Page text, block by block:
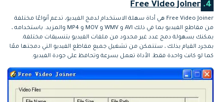
4.
Free Video Joiner
Free Video Joiner هي أداة سهلة الاستخدام لدمج الفيديو، تدعم أنواعًا مختلفة
من مقاطع الفيديو بما في ذلك AVI و WMV و MOV و MP4 والمزيد. باستخدامه ،
يمكنك بسهولة دمج عدد غير محدود من ملفات الفيديو بتنسيقات مختلفة.
بمجرد القيام بذلك ، ستتمكن من تشغيل جميع مقاطع الفيديو التي دمجتها معًا
كما لو كانت واحدة فقط. الأداة تعمل بسرعة وتحافظ على جودة الفيديو.